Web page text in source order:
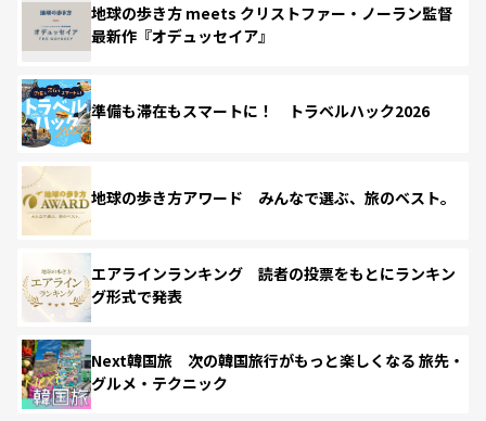
地球の歩き方 meets クリストファー・ノーラン監督
最新作『オデュッセイア』
準備も滞在もスマートに！ トラベルハック2026
地球の歩き方アワード みんなで選ぶ、旅のベスト。
エアラインランキング 読者の投票をもとにランキン
グ形式で発表
Next韓国旅 次の韓国旅行がもっと楽しくなる 旅先・
グルメ・テクニック